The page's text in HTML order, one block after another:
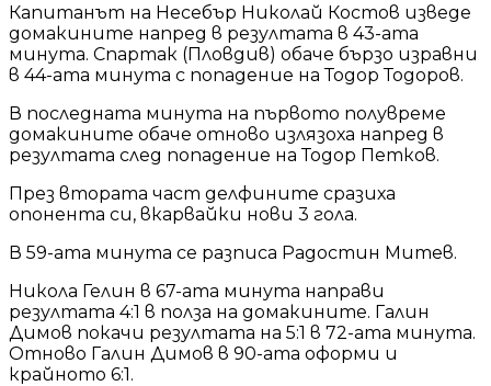
Капитанът на Несебър Николай Костов изведе
домакините напред в резултата в 43-ата
минута. Спартак (Пловдив) обаче бързо изравни
в 44-ата минута с попадение на Тодор Тодоров.
В последната минута на първото полувреме
домакините обаче отново излязоха напред в
резултата след попадение на Тодор Петков.
През втората част делфините сразиха
опонента си, вкарвайки нови 3 гола.
В 59-ата минута се разписа Радостин Митев.
Никола Гелин в 67-ата минута направи
резултата 4:1 в полза на домакините. Галин
Димов покачи резултата на 5:1 в 72-ата минута.
Отново Галин Димов в 90-ата оформи и
крайното 6:1.